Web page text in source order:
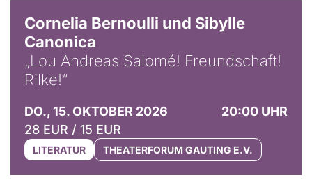
Cornelia Bernoulli und Sibylle
Canonica
„Lou Andreas Salomé! Freundschaft!
Rilke!“
DO., 15. OKTOBER 2026
20:00 UHR
28 EUR / 15 EUR
LITERATUR THEATERFORUM GAUTING E.V.